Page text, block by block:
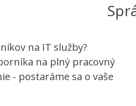
na IT služby?
na plný pracovný
- postaráme sa o vaše